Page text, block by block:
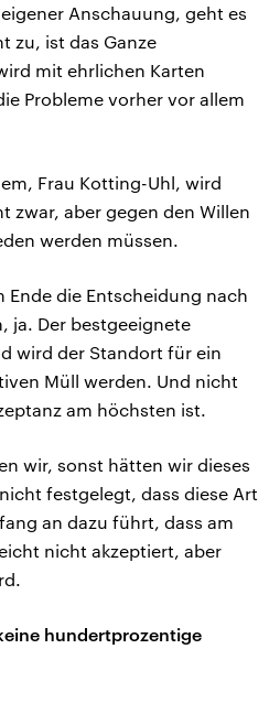
Anschauung, geht es
zu, ist das Ganze
mit ehrlichen Karten
Probleme vorher vor allem
Frau Kotting-Uhl, wird
zwar, aber gegen den Willen
werden müssen.
Ende die Entscheidung nach
ja. Der bestgeeignete
wird der Standort für ein
Müll werden. Und nicht
am höchsten ist.
wir, sonst hätten wir dieses
festgelegt, dass diese Art
an dazu führt, dass am
nicht akzeptiert, aber
hundertprozentige